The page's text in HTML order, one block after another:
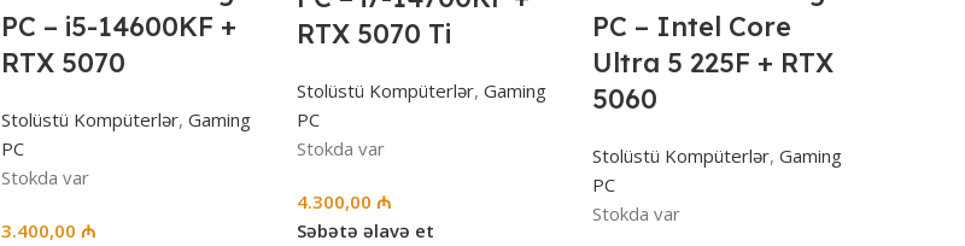
PC – i5-14600KF +
RTX 5070
Stolüstü Kompüterlər, Gaming
PC
Stokda var
3.400,00 ₼
RTX 5070 Ti
Stolüstü Kompüterlər, Gaming
PC
Stokda var
4.300,00 ₼
Səbətə əlavə et
PC – Intel Core
Ultra 5 225F + RTX
5060
Stolüstü Kompüterlər, Gaming
PC
Stokda var